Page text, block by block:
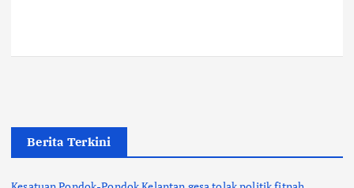
Berita Terkini